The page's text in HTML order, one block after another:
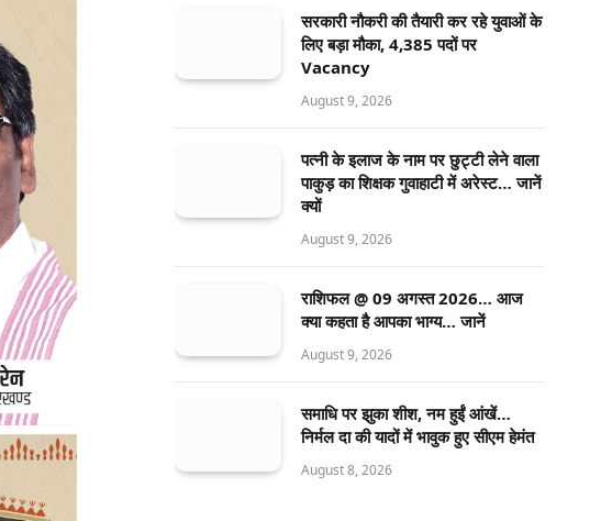
सरकारी नौकरी की तैयारी कर रहे युवाओं के
लिए बड़ा मौका, 4,385 पदों पर
Vacancy
August 9, 2026
पत्नी के इलाज के नाम पर छुट्टी लेने वाला
पाकुड़ का शिक्षक गुवाहाटी में अरेस्ट… जानें
क्यों
August 9, 2026
राशिफल @ 09 अगस्त 2026… आज
क्या कहता है आपका भाग्य… जानें
August 9, 2026
समाधि पर झुका शीश, नम हुईं आंखें…
निर्मल दा की यादों में भावुक हुए सीएम हेमंत
August 8, 2026